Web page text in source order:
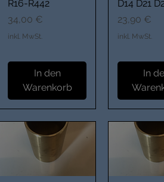
R16-R442
Preis
34,00 €
inkl. MwSt.
In den
Warenkorb
D14 D21
Preis
23,90 €
inkl. MwSt.
In